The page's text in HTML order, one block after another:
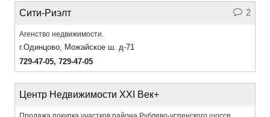
2
Сити-Риэлт
Агенство недвижимости.
г.Одинцово, Можайское ш. д-71
729-47-05, 729-47-05
Центр Недвижимости XXI Век+